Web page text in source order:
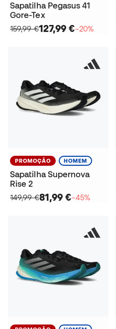
Sapatilha Pegasus 41
Gore-Tex
159,99 €127,99 €−20%
PROMOÇÃO HOMEM
Sapatilha Supernova
Rise 2
149,99 €81,99 €−45%